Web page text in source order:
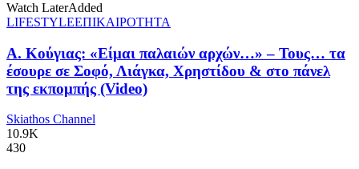
Watch LaterAdded
LIFESTYLEΕΠΙΚΑΙΡΟΤΗΤΑ
Α. Κούγιας: «Είμαι παλαιών αρχών…» – Τους… τα
έσουρε σε Σοφό, Λιάγκα, Χρηστίδου & στο πάνελ
της εκπομπής (Video)
Skiathos Channel
10.9K
430